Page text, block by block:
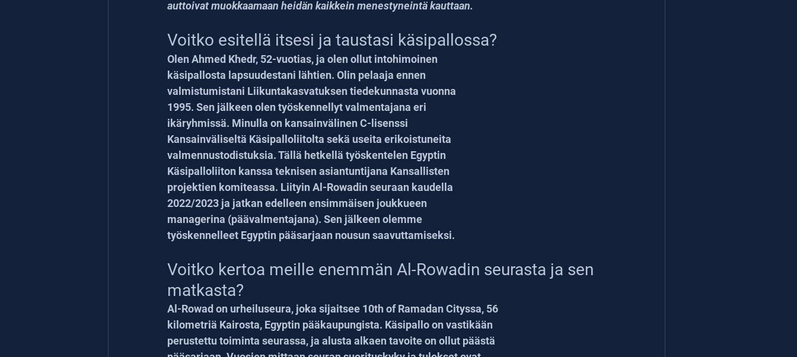
auttoivat muokkaamaan heidän kaikkein menestyneintä kauttaan.
Voitko esitellä itsesi ja taustasi käsipallossa?
Olen Ahmed Khedr, 52-vuotias, ja olen ollut intohimoinen
käsipallosta lapsuudestani lähtien. Olin pelaaja ennen
valmistumistani Liikuntakasvatuksen tiedekunnasta vuonna
1995. Sen jälkeen olen työskennellyt valmentajana eri
ikäryhmissä. Minulla on kansainvälinen C-lisenssi
Kansainväliseltä Käsipalloliitolta sekä useita erikoistuneita
valmennustodistuksia. Tällä hetkellä työskentelen Egyptin
Käsipalloliiton kanssa teknisen asiantuntijana Kansallisten
projektien komiteassa. Liityin Al-Rowadin seuraan kaudella
2022/2023 ja jatkan edelleen ensimmäisen joukkueen
managerina (päävalmentajana). Sen jälkeen olemme
työskennelleet Egyptin pääsarjaan nousun saavuttamiseksi.
Voitko kertoa meille enemmän Al-Rowadin seurasta ja sen
matkasta?
Al-Rowad on urheiluseura, joka sijaitsee 10th of Ramadan Cityssa, 56
kilometriä Kairosta, Egyptin pääkaupungista. Käsipallo on vastikään
perustettu toiminta seurassa, ja alusta alkaen tavoite on ollut päästä